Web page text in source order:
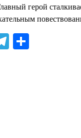
герой
Telegram